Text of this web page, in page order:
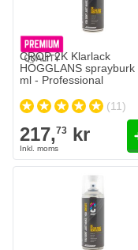
CROP 2K Klarlack
HÖGGLANS sprayburk
ml - Professional
(11)
217,73 kr